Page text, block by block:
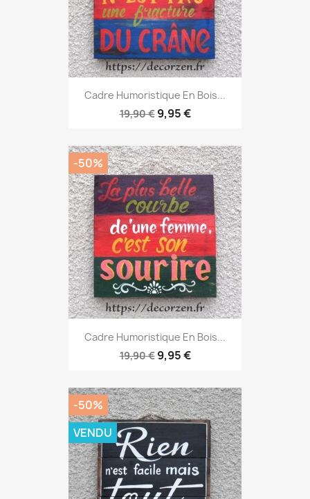
Cadre Humoristique En Bois...
19,90 € 9,95 €
Cadre Humoristique En Bois...
19,90 € 9,95 €
-50%
-50%
VENDU